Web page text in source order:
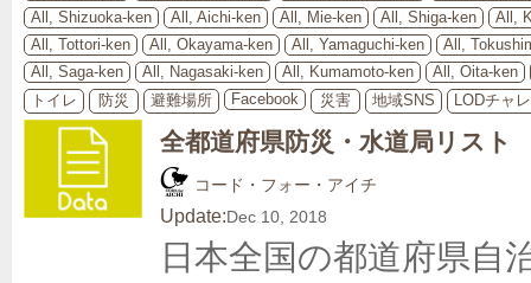
All, Shizuoka-ken
All, Aichi-ken All, Mie-ken All, Shiga-ken
All,
All, Tottori-ken
All, Okayama-ken All, Yamaguchi-ken
All,
All, Saga-ken
All, Nagasaki-ken All, Kumamoto-ken
All, Oita-ken
トイレ
防災 避難場所 Facebook 災害 地域SNS LODチャ
全都道府県防災・水道局リスト
コード・フォー・アイチ
Update:Dec 10, 2018
日本全国の都道府県自